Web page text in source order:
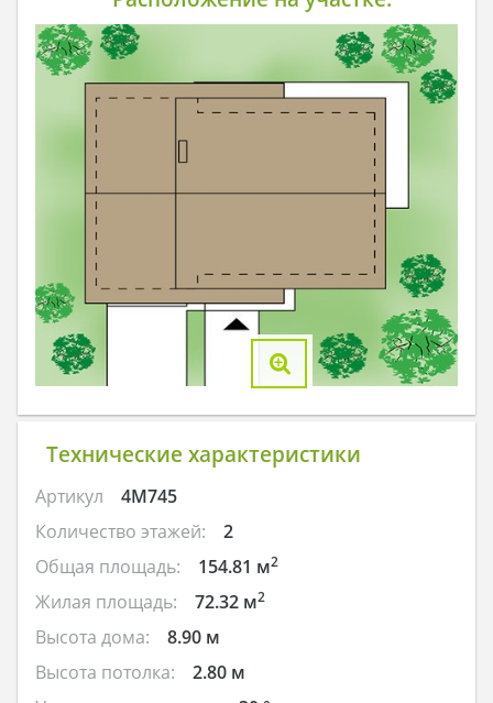
Технические характеристики
Артикул
4M745
Количество этажей:
2
Общая площадь:
154.81 м2
Жилая площадь: 72.32 м2
Высота дома:
8.90 м
Высота потолка:
2.80 м